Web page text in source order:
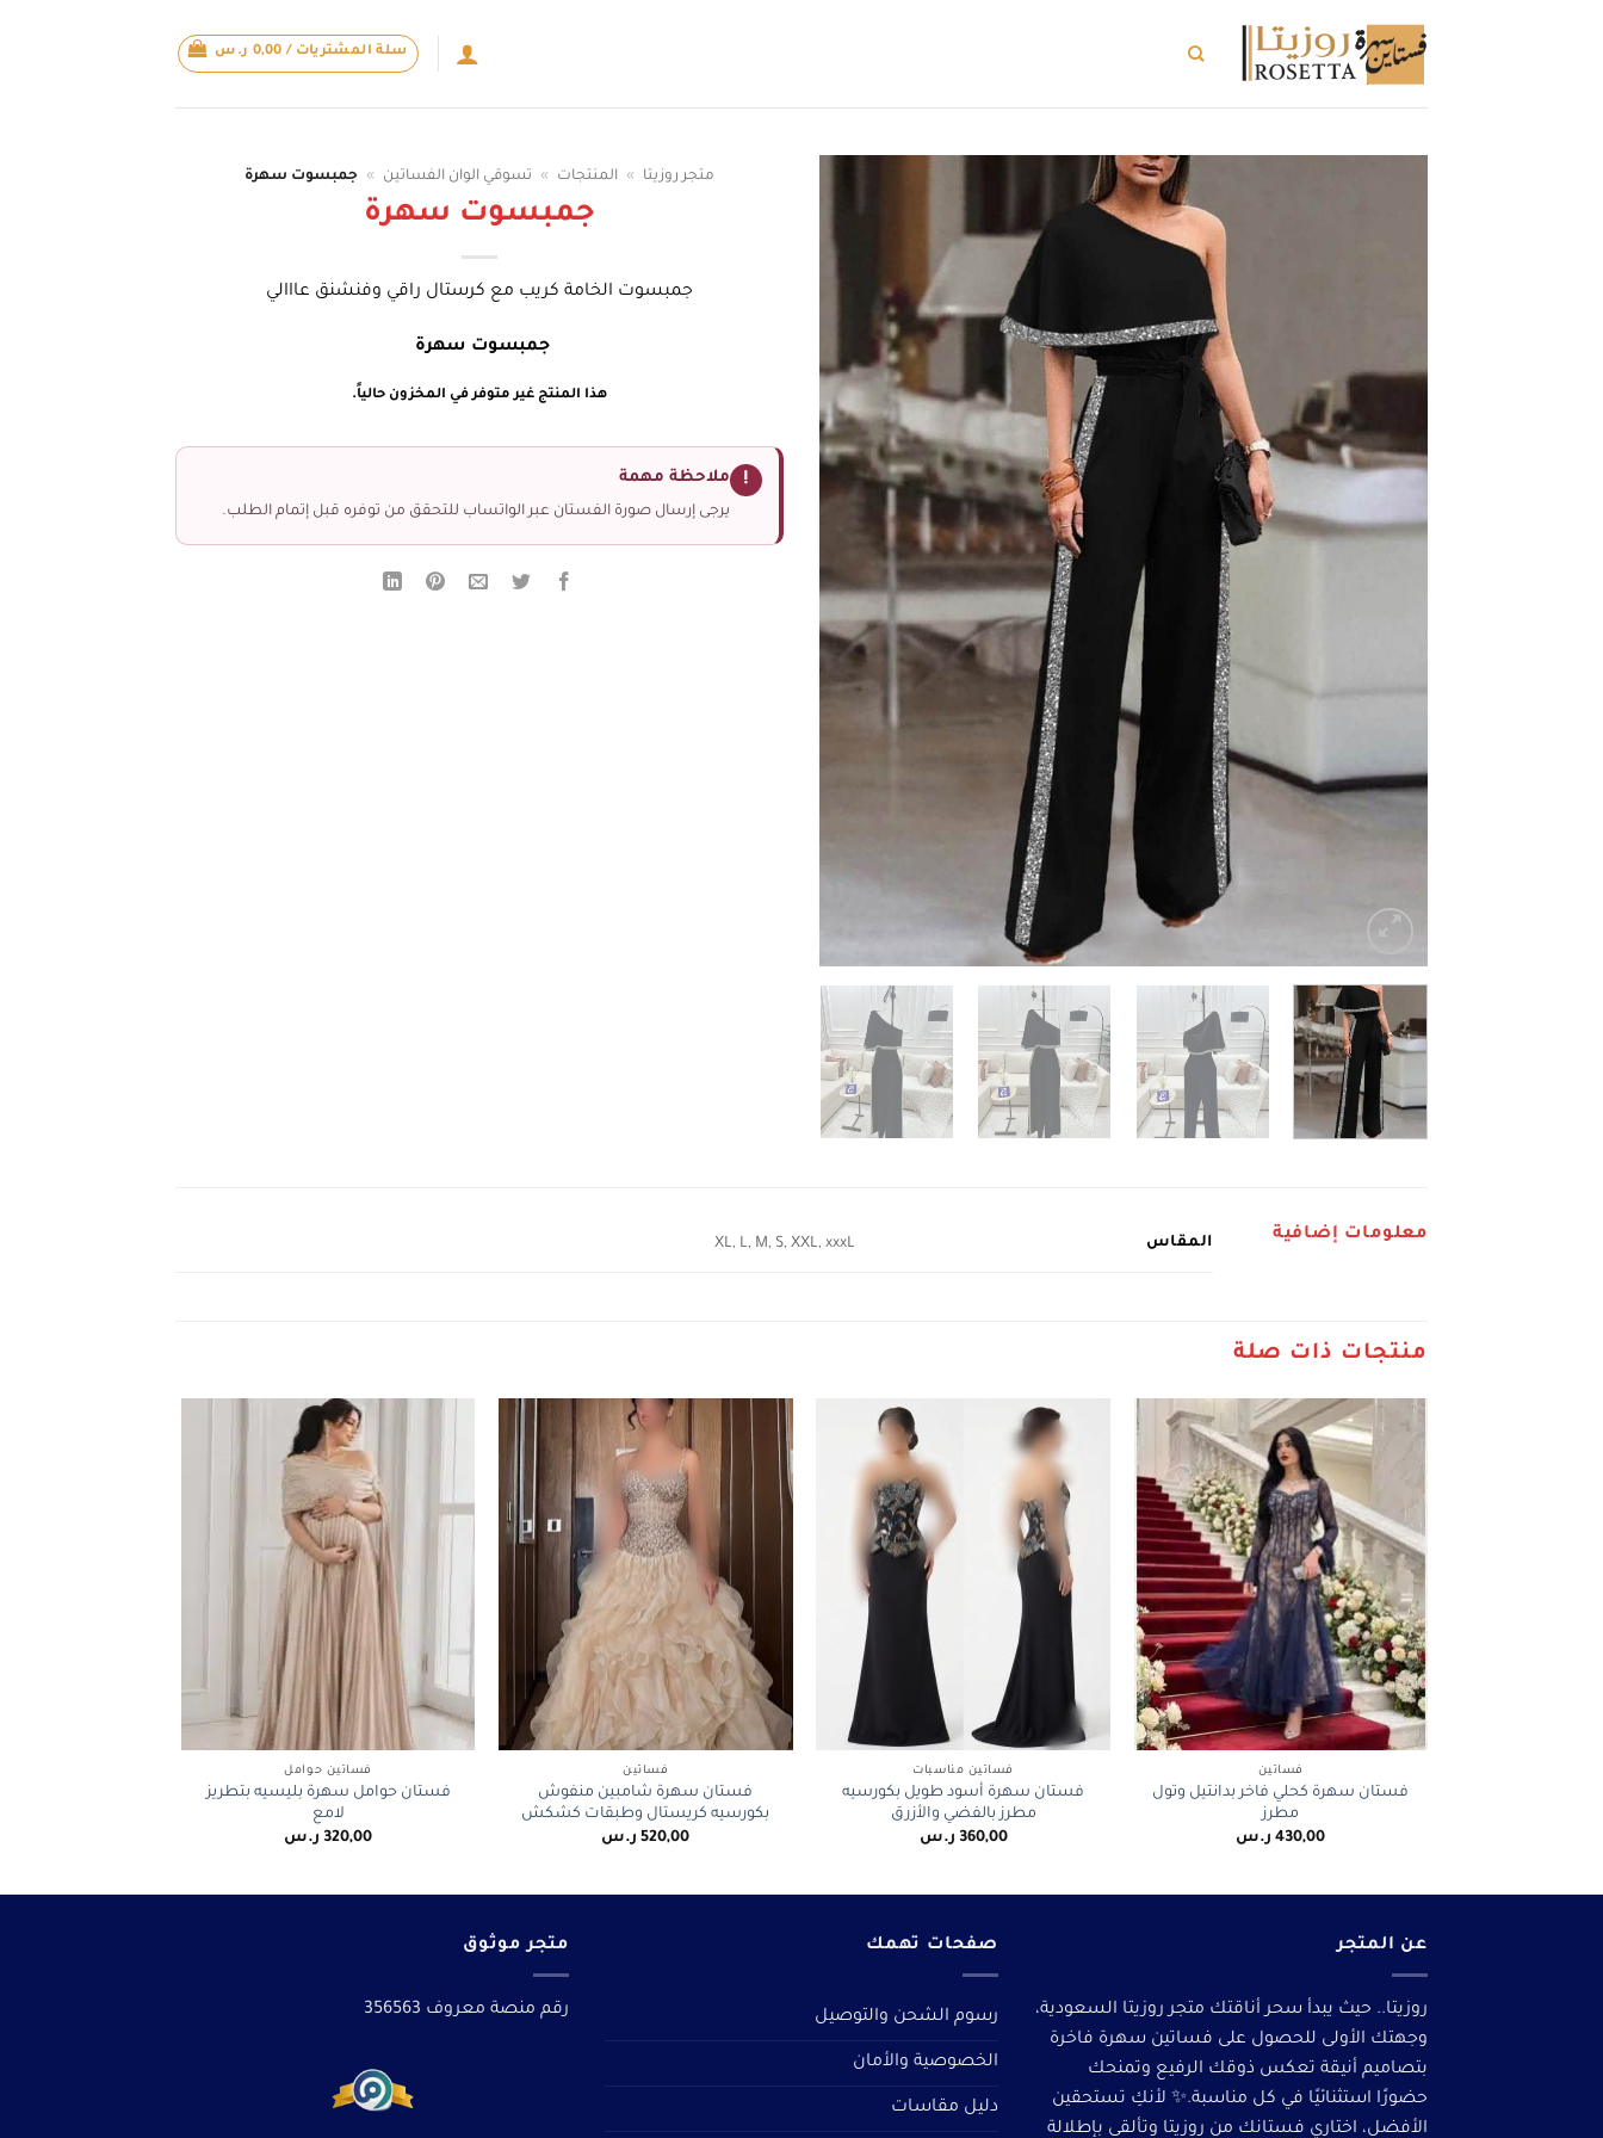
سلة المشتريات / 0,00 ر.س
متجر روزيتا » المنتجات » تسوقي الوان الفساتين » جمبسوت سهرة
جمبسوت سهرة
جمبسوت الخامة كريب مع كرستال راقي وفنشنق عااالي
جمبسوت سهرة
هذا المنتج غير متوفر في المخزون حالياً.
! ملاحظة مهمة
يرجى إرسال صورة الفستان عبر الواتساب للتحقق من توفره قبل إتمام الطلب.
معلومات إضافية المقاس XL, L, M, S, XXL, xxxL
منتجات ذات صلة
+
فساتين
فستان سهرة كحلي فاخر بدانتيل وتول
مطرز
430,00 ر.س
+
فساتين مناسبات
فستان سهرة أسود طويل بكورسيه
مطرز بالفضي والأزرق
360,00 ر.س
+
فساتين
فستان سهرة شامبين منفوش
بكورسيه كريستال وطبقات كشكش
520,00 ر.س
فساتين حوامل
فستان حوامل سهرة بليسيه بتطريز
لامع
320,00 ر.س
عن المتجر
روزيتا.. حيث يبدأ سحر أناقتك متجر روزيتا السعودية،
وجهتك الأولى للحصول على فساتين سهرة فاخرة
بتصاميم أنيقة تعكس ذوقك الرفيع وتمنحك
حضورًا استثنائيًا في كل مناسبة.✨ لأنكِ تستحقين
الأفضل، اختاري فستانك من روزيتا وتألقى بإطلالة
صفحات تهمك
رسوم الشحن والتوصيل
الخصوصية والأمان
دليل مقاسات
متجر موثوق
رقم منصة معروف 356563